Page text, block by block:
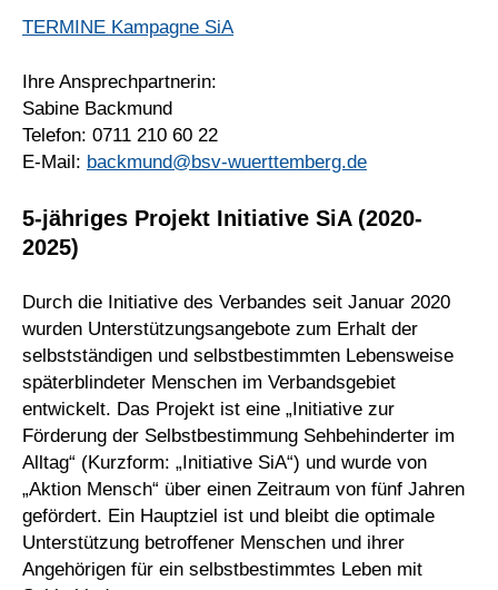
TERMINE Kampagne SiA
Ihre Ansprechpartnerin:
Sabine Backmund
Telefon: 0711 210 60 22
E-Mail: backmund@bsv-wuerttemberg.de
5-jähriges Projekt Initiative SiA (2020-
2025)
Durch die Initiative des Verbandes seit Januar 2020
wurden Unterstützungsangebote zum Erhalt der
selbstständigen und selbstbestimmten Lebensweise
späterblindeter Menschen im Verbandsgebiet
entwickelt. Das Projekt ist eine „Initiative zur
Förderung der Selbstbestimmung Sehbehinderter im
Alltag“ (Kurzform: „Initiative SiA“) und wurde von
„Aktion Mensch“ über einen Zeitraum von fünf Jahren
gefördert. Ein Hauptziel ist und bleibt die optimale
Unterstützung betroffener Menschen und ihrer
Angehörigen für ein selbstbestimmtes Leben mit